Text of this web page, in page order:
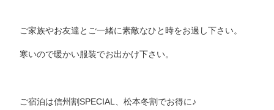
ご家族やお友達とご一緒に素敵なひと時をお過し下さい。
寒いので暖かい服装でお出かけ下さい。
ご宿泊は信州割SPECIAL、松本冬割でお得に♪